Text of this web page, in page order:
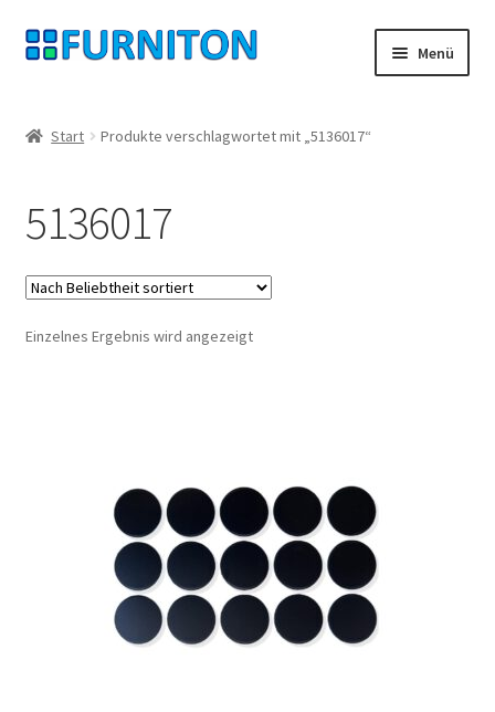
Zur
Navigation
Zum
Inhalt
Menü
Datenschutz
Widerrufsrecht
Kontakt
Start Produkte verschlagwortet mit „5136017“
5136017
Einzelnes Ergebnis wird angezeigt